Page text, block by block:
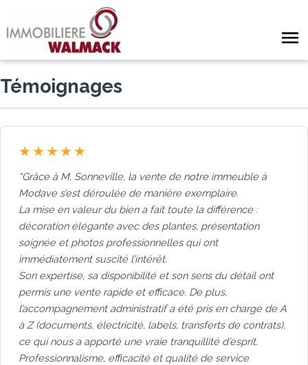
Témoignages
★★★★★
Grâce à M. Sonneville, la vente de notre immeuble à
Modave s’est déroulée de manière exemplaire.
La mise en valeur du bien a fait toute la différence :
décoration élégante avec des plantes, présentation
soignée et photos professionnelles qui ont
immédiatement suscité l’intérêt.
Son expertise, sa disponibilité et son sens du détail ont
permis une vente rapide et efficace. De plus,
l’accompagnement administratif a été pris en charge de A
à Z (documents, électricité, labels, transferts de contrats),
ce qui nous a apporté une vraie tranquillité d’esprit.
Professionnalisme, efficacité et qualité de service